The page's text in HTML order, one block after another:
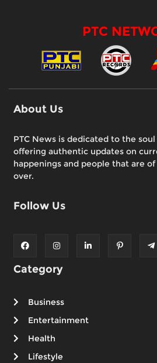
PTC
About Us
PTC News is dedicated to the
offering authentic updates on
happenings and people that are
over.
Follow Us
Category
Business
Entertainment
Health
Lifestyle